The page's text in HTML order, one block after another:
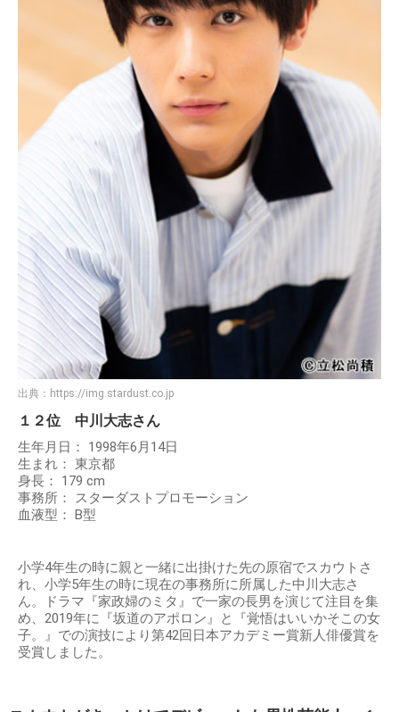
出典： https://img.stardust.co.jp
１２位 中川大志さん
生年月日： 1998年6月14日
生まれ： 東京都
身長： 179 cm
事務所： スターダストプロモーション
血液型： B型
小学4年生の時に親と一緒に出掛けた先の原宿でスカウトさ
れ、小学5年生の時に現在の事務所に所属した中川大志さ
ん。ドラマ『家政婦のミタ』で一家の長男を演じて注目を集
め、2019年に『坂道のアポロン』と『覚悟はいいかそこの女
子。』での演技により第42回日本アカデミー賞新人俳優賞を
受賞しました。